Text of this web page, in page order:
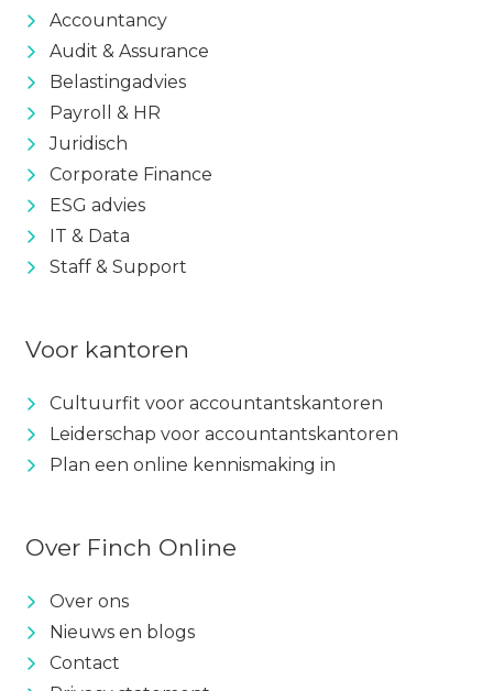
Accountancy
Audit & Assurance
Belastingadvies
Payroll & HR
Juridisch
Corporate Finance
ESG advies
IT & Data
Staff & Support
Voor kantoren
Cultuurfit voor accountantskantoren
Leiderschap voor accountantskantoren
Plan een online kennismaking in
Over Finch Online
Over ons
Nieuws en blogs
Contact